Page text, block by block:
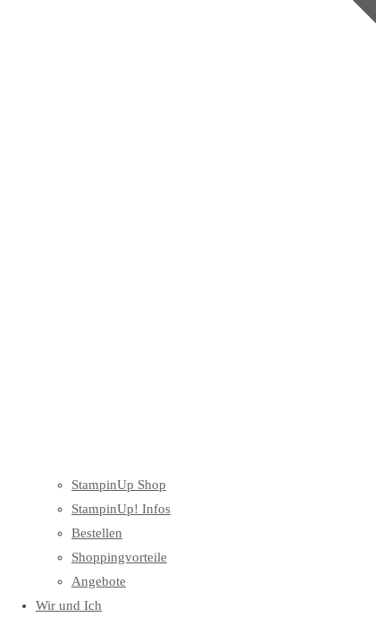
StampinUp Shop
StampinUp! Infos
Bestellen
Shoppingvorteile
Angebote
Wir und Ich